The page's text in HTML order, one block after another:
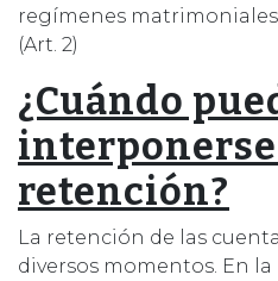
regímenes
(Art. 2)
¿Cuándo
retención?
La retención de las
diversos momentos. En